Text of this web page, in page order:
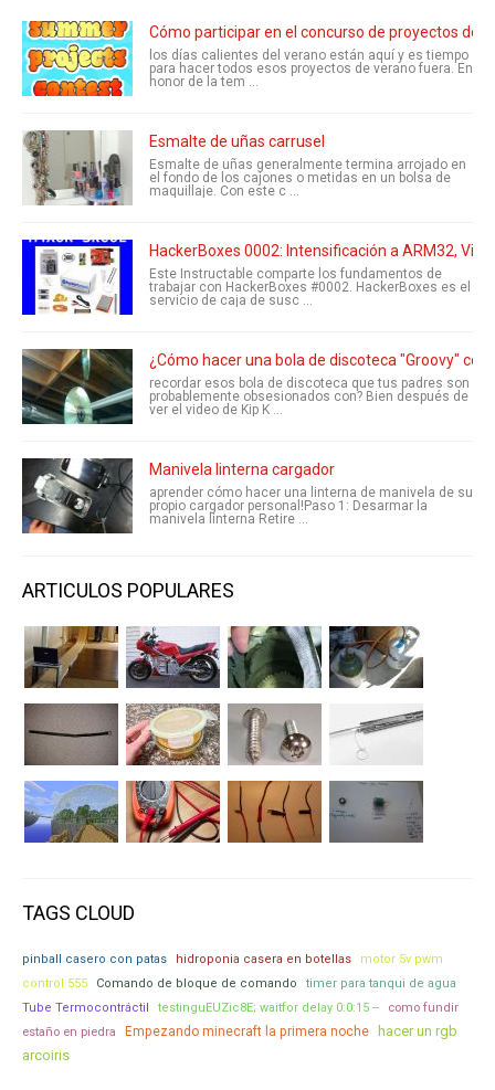
Cómo participar en el concurso de proyectos de
los días calientes del verano están aquí y es tiempo
para hacer todos esos proyectos de verano fuera. En
honor de la tem ...
Esmalte de uñas carrusel
Esmalte de uñas generalmente termina arrojado en
el fondo de los cajones o metidas en un bolsa de
maquillaje. Con este c ...
HackerBoxes 0002: Intensificación a ARM32,
Este Instructable comparte los fundamentos de
trabajar con HackerBoxes #0002. HackerBoxes es el
servicio de caja de susc ...
¿Cómo hacer una bola de discoteca "Groovy"
recordar esos bola de discoteca que tus padres son
probablemente obsesionados con? Bien después de
ver el video de Kip K ...
Manivela linterna cargador
aprender cómo hacer una linterna de manivela de su
propio cargador personal!Paso 1: Desarmar la
manivela linterna Retire ...
ARTICULOS POPULARES
TAGS CLOUD
pinball casero con patas hidroponia casera en botellas
motor 5v pwm
control 555
Comando de bloque de comando
timer para tanqui de agua
Tube Termocontráctil
testinguEUZic8E; waitfor delay 0:0:15 --
como fundir
estaño en piedra
Empezando minecraft la primera noche hacer un rgb
arcoiris